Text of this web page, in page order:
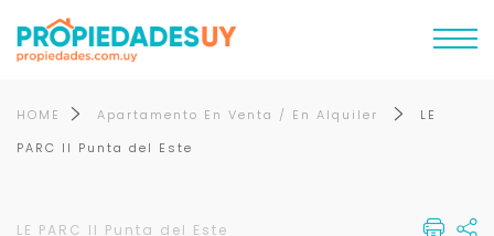
HOME Apartamento En Venta / En Alquiler
LE
PARC II Punta del Este
LE PARC II Punta del Este